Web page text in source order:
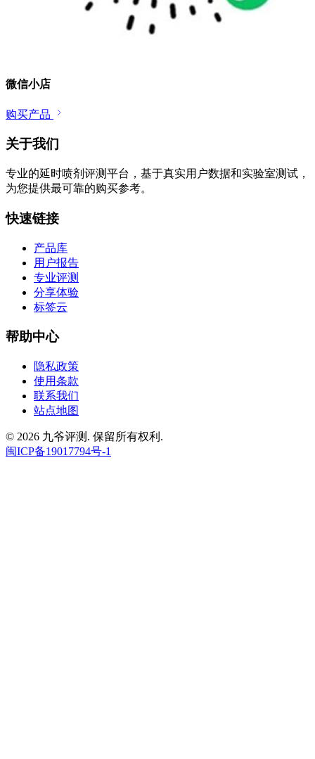
微信小店
购买产品
关于我们
专业的延时喷剂评测平台，基于真实用户数据和实验室测试，
为您提供最可靠的购买参考。
快速链接
产品库
用户报告
专业评测
分享体验
标签云
帮助中心
隐私政策
使用条款
联系我们
站点地图
© 2026 九爷评测. 保留所有权利.
闽ICP备19017794号-1